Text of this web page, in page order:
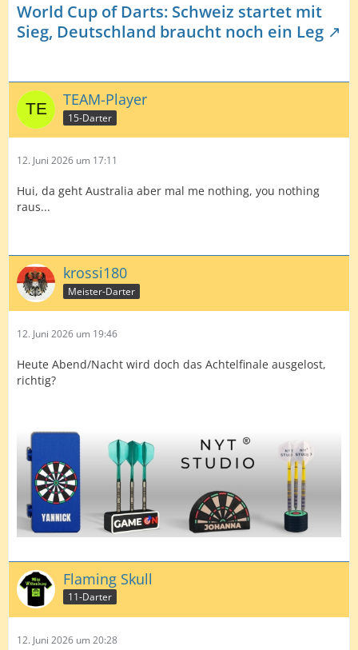
World Cup of Darts: Schweiz startet mit
Sieg, Deutschland braucht noch ein Leg
TEAM-Player
15-Darter
12. Juni 2026 um 17:11
Hui, da geht Australia aber mal me nothing, you nothing
raus...
krossi180
Meister-Darter
12. Juni 2026 um 19:46
Heute Abend/Nacht wird doch das Achtelfinale ausgelost,
richtig?
Flaming Skull
11-Darter
12. Juni 2026 um 20:28